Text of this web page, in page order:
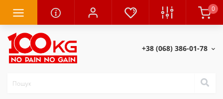
0
+38 (068) 386-01-78